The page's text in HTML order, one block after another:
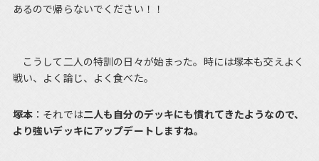
あるので帰らないでください！！
こうして二人の特訓の日々が始まった。時には塚本も交えよく
戦い、よく論じ、よく食べた。
塚本 ：それでは二人も自分のデッキにも慣れてきたようなので、
より強いデッキにアップデートしますね。